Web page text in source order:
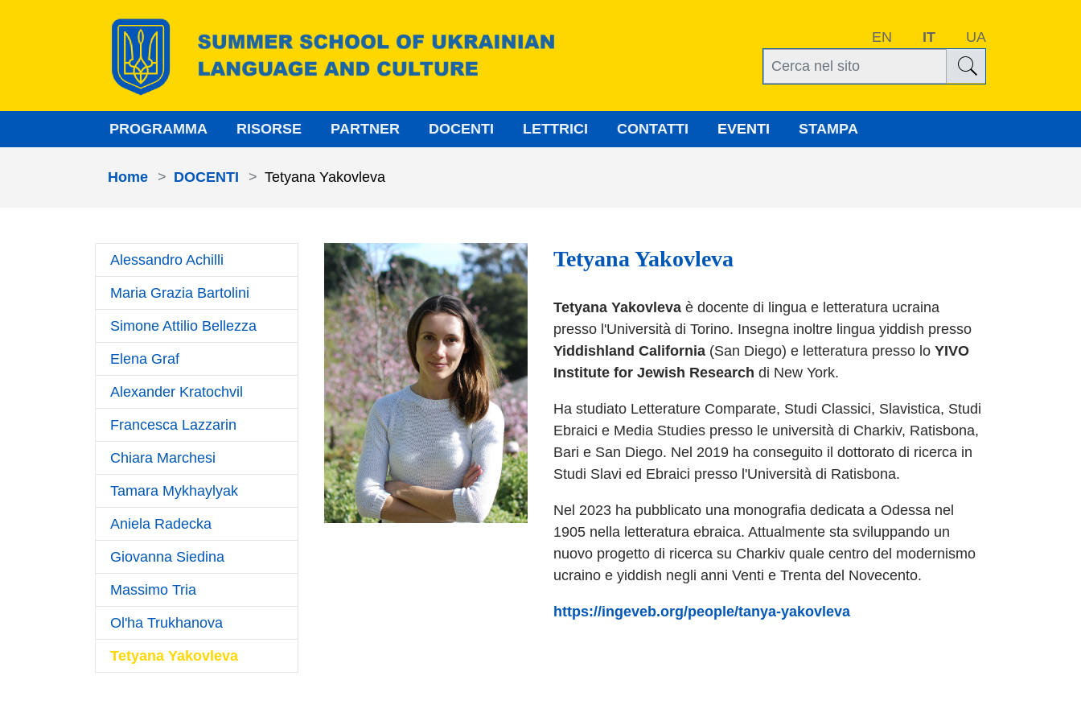
EN
IT UA
PROGRAMMA RISORSE PARTNER DOCENTI LETTRICI CONTATTI EVENTI
STAMPA
Home
DOCENTI Tetyana Yakovleva
Alessandro Achilli
Maria Grazia Bartolini
Simone Attilio Bellezza
Elena Graf
Alexander Kratochvil
Francesca Lazzarin
Chiara Marchesi
Tamara Mykhaylyak
Aniela Radecka
Giovanna Siedina
Massimo Tria
Ol'ha Trukhanova
Tetyana Yakovleva(current)
Tetyana Yakovleva
Tetyana Yakovlevaè docente di lingua e letteratura ucraina
presso l'Università di Torino. Insegna inoltre lingua yiddish presso
Yiddishland California(San Diego) e letteratura presso lo YIVO
Institute for Jewish Research di New York.
Ha studiato Letterature Comparate, Studi Classici, Slavistica, Studi
Ebraici e Media Studies presso le università di Charkiv, Ratisbona,
Bari e San Diego. Nel 2019 ha conseguito il dottorato di ricerca in
Studi Slavi ed Ebraici presso l'Università di Ratisbona.
Nel 2023 ha pubblicato una monografia dedicata a Odessa nel
1905 nella letteratura ebraica. Attualmente sta sviluppando un
nuovo progetto di ricerca su Charkiv quale centro del modernismo
ucraino e yiddish negli anni Venti e Trenta del Novecento.
https://ingeveb.org/people/tanya-yakovleva